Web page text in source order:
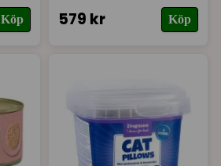
Köp 579 kr Köp